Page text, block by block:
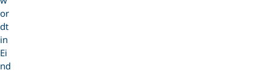
or
dt
in
Ei
nd